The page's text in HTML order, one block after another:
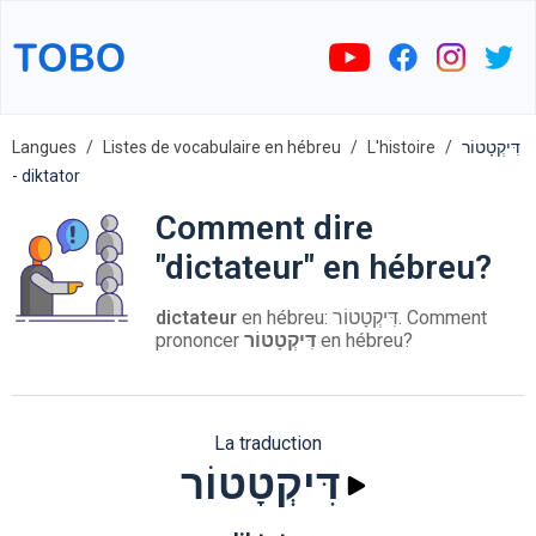
Langues Listes de vocabulaire en hébreu L'histoire
דִּיקְטָטוֹר
- diktator
Comment dire
"dictateur" en hébreu?
dictateur en hébreu: דִּיקְטָטוֹר. Comment
prononcer דִּיקְטָטוֹר en hébreu?
La traduction
דִּיקְטָטוֹר